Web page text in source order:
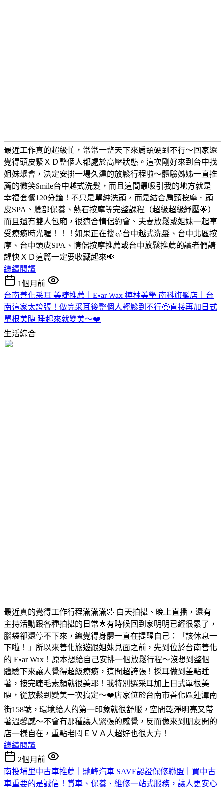
最近工作真的超級忙，常常一整天下來肩頸硬到不行～回家還
覺得頭皮緊ＸＤ整個人都處於高壓狀態。這次剛好來到台中找
姐妹聚會，決定安排一場久違的放鬆行程啦～體驗姊姊一直推
薦的微笑Smile台中越式洗髮，而且這間最吸引我的地方就是
幸福套餐120分鐘！不只是單純洗頭，而是結合肩頸按摩、頭
皮SPA、臉部保養、熱石按摩等完整課程（超級超級紓壓🌟）
而且還有雙人包廂，很適合情侶約會、夫妻放鬆或姐妹一起享
受療癒時光喔！！！如果正在搜尋台中越式洗髮、台中北區按
摩、台中頭皮SPA、情侶按摩推薦或台中放鬆推薦的讀者們請
趕快ＸＤ這篇一定要收藏起來📢
繼續閱讀
1個月前
台南善化采耳 美睫推薦｜E•ar Wax 樺林美學 南科旗艦店｜台
南這家太誇張！做完采耳後整個人輕鬆到不行🥹直接再加日式
單根美睫 睡起來就變美～❤️
生活綜合
最近真的覺得工作行程滿滿滿🤣 白天拍攝、晚上直播，還有
主持活動跟各種拍攝的日常🌟有時候回到家明明已經很累了，
腦袋卻還停不下來，總覺得身體一直在提醒自己：「該休息一
下啦！」所以來善化旅遊跟姐妹見面之前，先到位於台南善化
的 E•ar Wax！原本想給自己安排一個放鬆行程～沒想到整個
體驗下來讓人覺得超級療癒，這間超誇張！採耳做到差點睡
著，接完睫毛素顏就很美耶！我特別選采耳加上日式單根美
睫，從放鬆到變美一次搞定～❤️店家位於台南市善化區蓮潭南
街158號，環境給人的第一印象就很舒服，空間乾淨明亮又帶
著溫馨感～不會有那種讓人緊張的感覺，反而像來到朋友開的
店一樣自在，重點老闆ＥＶＡ人超好也很大方！
繼續閱讀
2個月前
南投埔里中古車推薦｜馳峰汽車 SAVE認證保修聯盟｜買中古
車重要的是誠信！賞車、保養、維修一站式服務，讓人更安心